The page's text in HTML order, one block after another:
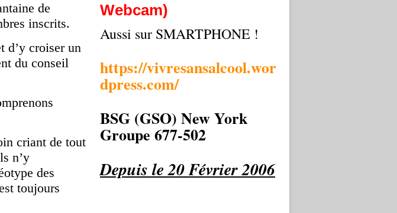
de
inscrits.
d’y croiser un
du conseil
criant de tout
n’y
des
toujours
Webcam)
Aussi sur SMARTPHONE !
https://vivresansalcool.wor
dpress.com/
BSG (GSO) New York
Groupe 677-502
Depuis le 20 Février 2006